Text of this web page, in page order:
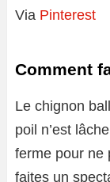
Via Pinterest
Comment
Le chignon
poil n’est
ferme pour ne
faites un